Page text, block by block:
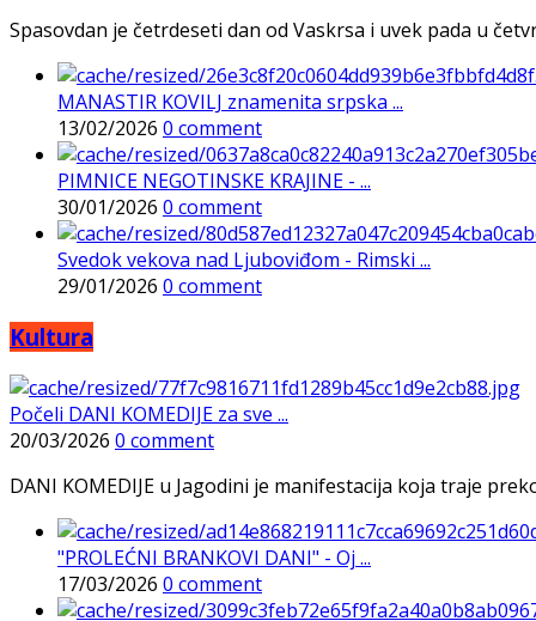
Spasovdan je četrdeseti dan od Vaskrsa i uvek pada u
MANASTIR KOVILJ znamenita srpska ...
13/02/2026 0 comment
PIMNICE NEGOTINSKE KRAJINE - ...
30/01/2026 0 comment
Svedok vekova nad Ljuboviđom - Rimski ...
29/01/2026 0 comment
Kultura
Počeli DANI KOMEDIJE za sve ...
20/03/2026 0 comment
DANI KOMEDIJE u Jagodini je manifestacija koja traje
"PROLEĆNI BRANKOVI DANI" - Oj ...
17/03/2026 0 comment